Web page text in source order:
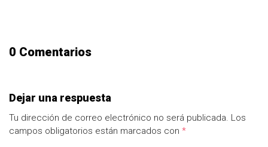
0 Comentarios
Dejar una respuesta
Tu dirección de correo electrónico no será publicada. Los
campos obligatorios están marcados con *